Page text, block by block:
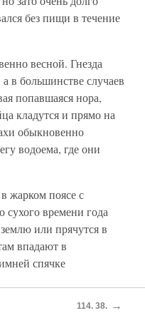
без пищи в течение
весной. Гнезда
в большинстве случаев
попавшаяся нора,
кладутся и прямо на
обыкновенно
водоема, где они
жарком поясе с
сухого времени года
или прячутся в
впадают в
спячке
также является падение
114. 38. →